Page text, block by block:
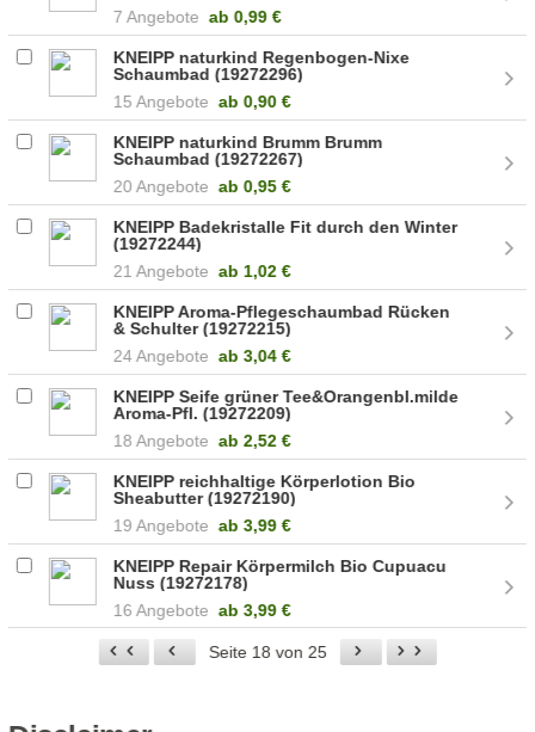
7 Angebote ab 0,99 €
KNEIPP naturkind Regenbogen-Nixe
Schaumbad (19272296)
15 Angebote ab 0,90 €
KNEIPP naturkind Brumm Brumm
Schaumbad (19272267)
20 Angebote ab 0,95 €
KNEIPP Badekristalle Fit durch den Winter
(19272244)
21 Angebote ab 1,02 €
KNEIPP Aroma-Pflegeschaumbad Rücken
& Schulter (19272215)
24 Angebote ab 3,04 €
KNEIPP Seife grüner Tee&Orangenbl.milde
Aroma-Pfl. (19272209)
18 Angebote ab 2,52 €
KNEIPP reichhaltige Körperlotion Bio
Sheabutter (19272190)
19 Angebote ab 3,99 €
KNEIPP Repair Körpermilch Bio Cupuacu
Nuss (19272178)
16 Angebote ab 3,99 €
Seite 18 von 25